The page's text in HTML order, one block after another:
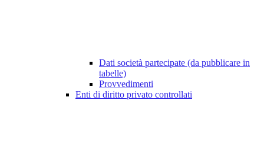
Dati società partecipate (da pubblicare in
tabelle)
Provvedimenti
Enti di diritto privato controllati